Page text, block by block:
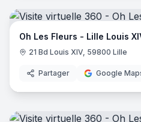
Oh Les Fleurs - Lille Louis
21 Bd Louis XIV, 59800 Lille
Partager Google